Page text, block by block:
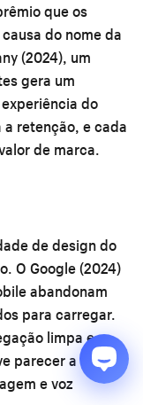
que os
do nome da
(2024), um
gera um
do
retenção, e cada
de marca.
de design do
O Google (2024)
abandonam
para carregar.
limpa e
parecer a mesma
e voz